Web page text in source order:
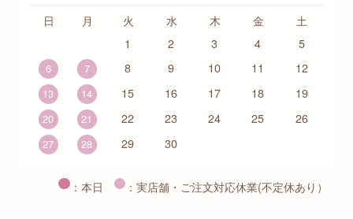
日 月 火 水 木 金
土
1
2 3 4 5
6 7 8 9 10 11 12
13 14 15 16 17 18 19
20 21 22 23 24 25 26
27 28 29 30
：本日 ：実店舗・ご注文対応休業(不定休あり）